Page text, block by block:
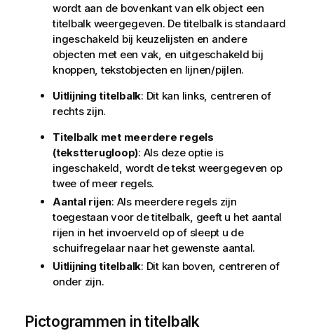
wordt aan de bovenkant van elk object een
titelbalk weergegeven. De titelbalk is standaard
ingeschakeld bij keuzelijsten en andere
objecten met een vak, en uitgeschakeld bij
knoppen, tekstobjecten en lijnen/pijlen.
Uitlijning titelbalk: Dit kan links, centreren of
rechts zijn.
Titelbalk met meerdere regels
(tekstterugloop): Als deze optie is
ingeschakeld, wordt de tekst weergegeven op
twee of meer regels.
Aantal rijen: Als meerdere regels zijn
toegestaan voor de titelbalk, geeft u het aantal
rijen in het invoerveld op of sleept u de
schuifregelaar naar het gewenste aantal.
Uitlijning titelbalk: Dit kan boven, centreren of
onder zijn.
Pictogrammen in titelbalk